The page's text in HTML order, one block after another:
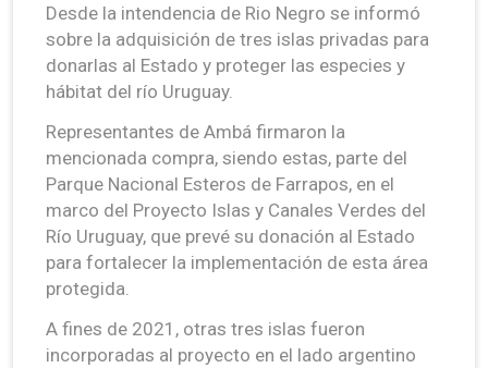
Desde la intendencia de Rio Negro se informó
sobre la adquisición de tres islas privadas para
donarlas al Estado y proteger las especies y
hábitat del río Uruguay.
Representantes de Ambá firmaron la
mencionada compra, siendo estas, parte del
Parque Nacional Esteros de Farrapos, en el
marco del Proyecto Islas y Canales Verdes del
Río Uruguay, que prevé su donación al Estado
para fortalecer la implementación de esta área
protegida.
A fines de 2021, otras tres islas fueron
incorporadas al proyecto en el lado argentino